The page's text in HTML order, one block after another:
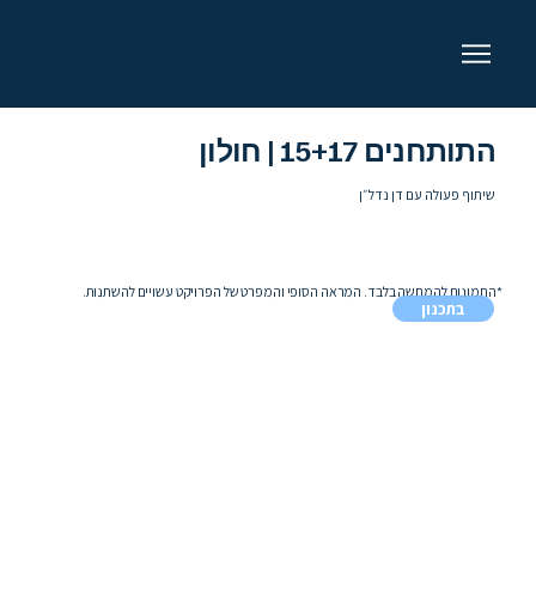
התותחנים 15+17 | חולון
שיתוף פעולה עם דן נדל״ן
*התמונות להמחשה בלבד. המראה הסופי והמפרט של הפרויקט עשויים להשתנות.
בתכנון